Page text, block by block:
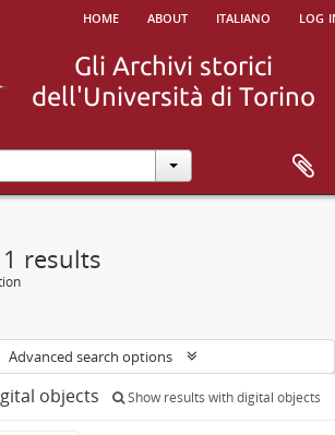
home about italiano log
results
Advanced search options
objects Show results with digital objects